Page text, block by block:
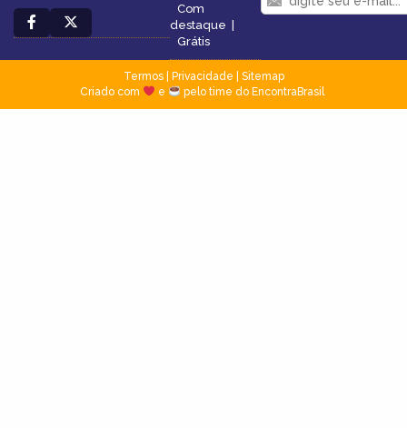
Com
destaque |
Grátis
Termos| Privacidade
Sitemap
Criado com
e pelo time do EncontraBrasil